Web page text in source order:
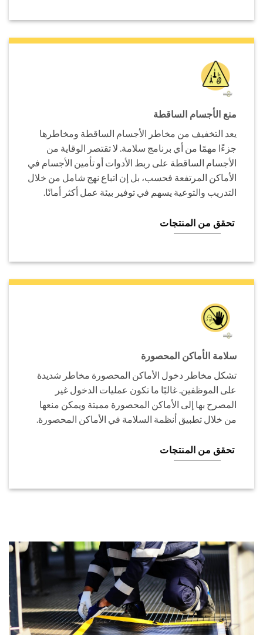
منع الأجسام الساقطة
يعد التخفيف من مخاطر الأجسام الساقطة ومخاطرها
جزءًا مهمًا من أي برنامج سلامة. لا تقتصر الوقاية من
الأجسام الساقطة على ربط الأدوات أو تأمين الأجسام في
الأماكن المرتفعة فحسب، بل إن اتباع نهج شامل من خلال
التدريب والتوعية يسهم في توفير بيئة عمل أكثر أمانًا.
تحقق من المنتجات
سلامة الأماكن المحصورة
تشكل مخاطر دخول الأماكن المحصورة مخاطر شديدة
على الموظفين. غالبًا ما تكون عمليات الدخول غير
المصرح بها إلى الأماكن المحصورة مميتة ويمكن منعها
من خلال تطبيق أنظمة السلامة في الأماكن المحصورة.
تحقق من المنتجات